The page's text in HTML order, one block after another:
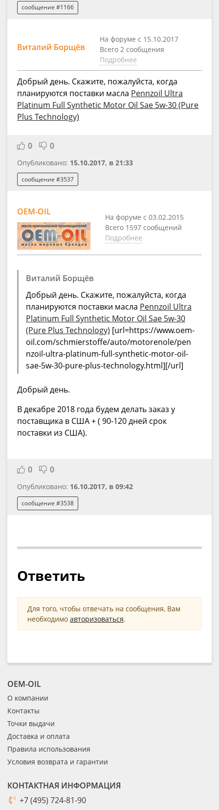
сообщение #1166
Виталий Борщёв
На форуме с 15.10.2017
Всего 2 сообщения
Подробнее
Добрый день. Скажите, пожалуйста, когда
планируются поставки масла Pennzoil Ultra
Platinum Full Synthetic Motor Oil Sae 5w-30 (Pure
Plus Technology)
0 0
Опубликовано: 15.10.2017, в 21:33
сообщение #3537
OEM-OIL
На форуме с 03.02.2015
Всего 1597 сообщений
Подробнее
Виталий Борщёв
Добрый день. Скажите, пожалуйста, когда
планируются поставки масла Pennzoil Ultra
Platinum Full Synthetic Motor Oil Sae 5w-30
(Pure Plus Technology) [url=https://www.oem-
oil.com/schmierstoffe/auto/motorenole/pen
nzoil-ultra-platinum-full-synthetic-motor-oil-
sae-5w-30-pure-plus-technology.html][/url]
Добрый день.
В декабре 2018 года будем делать заказ у
поставщика в США + ( 90-120 дней срок
поставки из США).
0 0
Опубликовано: 16.10.2017, в 09:42
сообщение #3538
Ответить
Для того, чтобы отвечать на сообщения, Вам
необходимо авторизоваться.
OEM-OIL
О компании
Контакты
Точки выдачи
Доставка и оплата
Правила использования
Условия возврата и гарантии
КОНТАКТНАЯ ИНФОРМАЦИЯ
+7 (495) 724-81-90